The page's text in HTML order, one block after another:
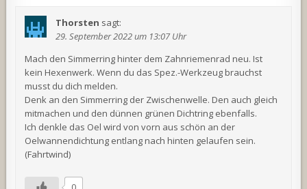
Thorsten sagt:
29. September 2022 um 13:07 Uhr
Mach den Simmerring hinter dem Zahnriemenrad neu. Ist
kein Hexenwerk. Wenn du das Spez.-Werkzeug brauchst
musst du dich melden.
Denk an den Simmerring der Zwischenwelle. Den auch gleich
mitmachen und den dünnen grünen Dichtring ebenfalls.
Ich denkle das Oel wird von vorn aus schön an der
Oelwannendichtung entlang nach hinten gelaufen sein.
(Fahrtwind)